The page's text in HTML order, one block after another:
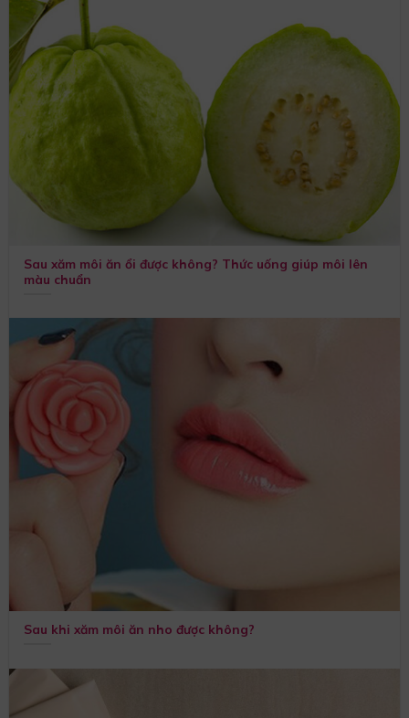
Sau xăm môi ăn ổi được không? Thức uống giúp môi lên
màu chuẩn
Sau khi xăm môi ăn nho được không?